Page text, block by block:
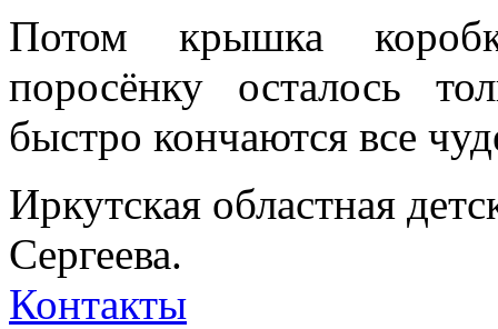
Потом крышка
поросёнку осталось
быстро кончаются все
Иркутская областная
Сергеева.
Контакты